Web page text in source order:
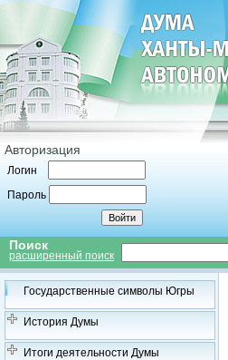
Авторизация
Логин
Пароль
Поиск
расширенный поиск
Государственные символы Югры
История Думы
Итоги деятельности Думы